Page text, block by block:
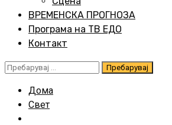
ВРЕМЕНСКА ПРОГНОЗА
Програма на ТВ ЕДО
Контакт
Пребарувај
Дома
Свет